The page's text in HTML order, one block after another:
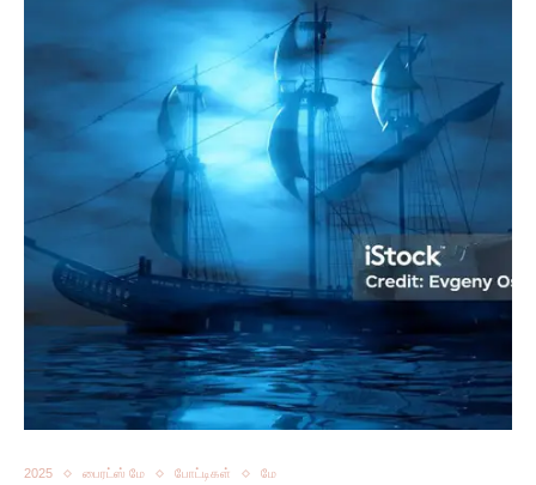
2025 பைரட்ஸ் மே போட்டிகள் மே